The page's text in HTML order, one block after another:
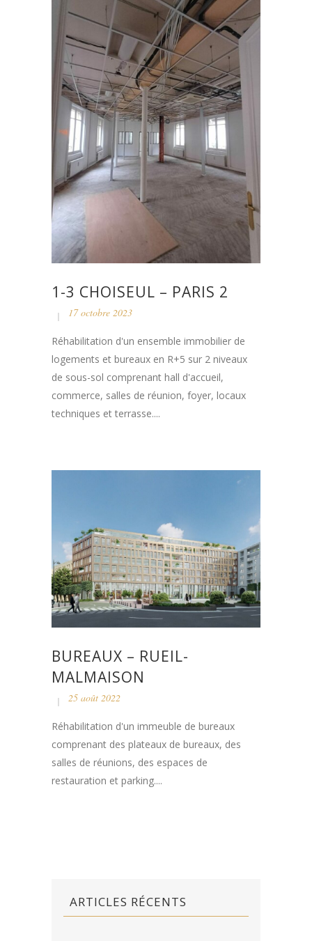
1-3 CHOISEUL – PARIS 2
17 octobre 2023
Réhabilitation d'un ensemble immobilier de
logements et bureaux en R+5 sur 2 niveaux
de sous-sol comprenant hall d'accueil,
commerce, salles de réunion, foyer, locaux
techniques et terrasse....
BUREAUX – RUEIL-
MALMAISON
25 août 2022
Réhabilitation d'un immeuble de bureaux
comprenant des plateaux de bureaux, des
salles de réunions, des espaces de
restauration et parking....
ARTICLES RÉCENTS